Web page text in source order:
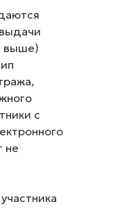
выше)
с
не